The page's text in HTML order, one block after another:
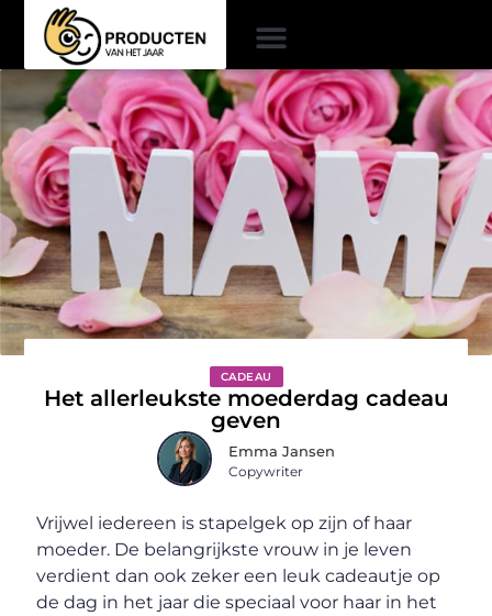
CADEAU
Het allerleukste moederdag cadeau
geven
Emma Jansen
Copywriter
Vrijwel iedereen is stapelgek op zijn of haar
moeder. De belangrijkste vrouw in je leven
verdient dan ook zeker een leuk cadeautje op
de dag in het jaar die speciaal voor haar in het